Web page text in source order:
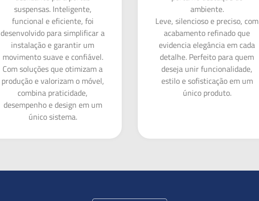
suspensas. Inteligente,
funcional e eficiente, foi
desenvolvido para simplificar a
instalação e garantir um
movimento suave e confiável.
Com soluções que otimizam a
produção e valorizam o móvel,
combina praticidade,
desempenho e design em um
único sistema.
ambiente.
Leve, silencioso e preciso, com
acabamento refinado que
evidencia elegância em cada
detalhe. Perfeito para quem
deseja unir funcionalidade,
estilo e sofisticação em um
único produto.